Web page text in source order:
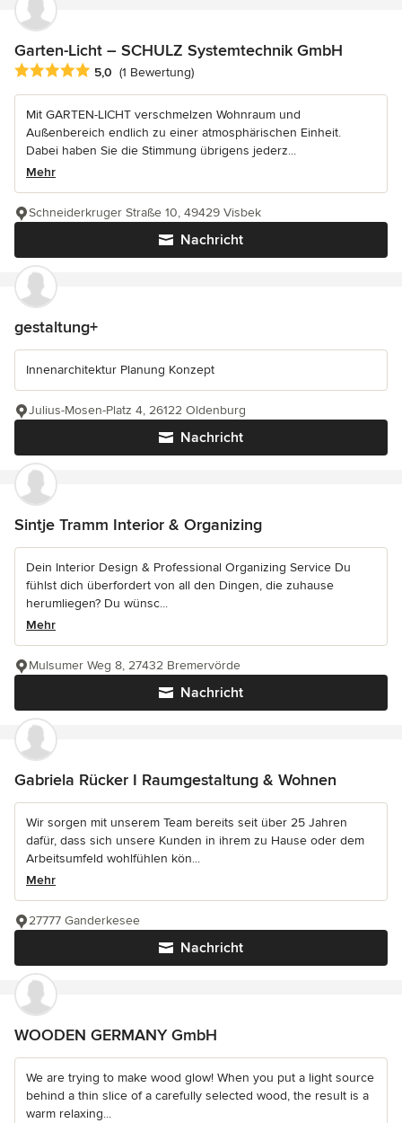
Garten-Licht – SCHULZ Systemtechnik GmbH
Durchschnittliche Bewertung: 5 von 5 Sternen
5,0 (1 Bewertung)
Mit GARTEN-LICHT verschmelzen Wohnraum und
Außenbereich endlich zu einer atmosphärischen Einheit.
Dabei haben Sie die Stimmung übrigens jederz...
Mehr
Nachricht
Schneiderkruger Straße 10, 49429 Visbek
gestaltung+
Innenarchitektur Planung Konzept
Nachricht
Julius-Mosen-Platz 4, 26122 Oldenburg
Sintje Tramm Interior & Organizing
Dein Interior Design & Professional Organizing Service Du
fühlst dich überfordert von all den Dingen, die zuhause
herumliegen? Du wünsc...
Mehr
Nachricht
Mulsumer Weg 8, 27432 Bremervörde
Gabriela Rücker I Raumgestaltung & Wohnen
Wir sorgen mit unserem Team bereits seit über 25 Jahren
dafür, dass sich unsere Kunden in ihrem zu Hause oder dem
Arbeitsumfeld wohlfühlen kön...
Mehr
Nachricht
27777 Ganderkesee
WOODEN GERMANY GmbH
We are trying to make wood glow! When you put a light source
behind a thin slice of a carefully selected wood, the result is a
warm relaxing...